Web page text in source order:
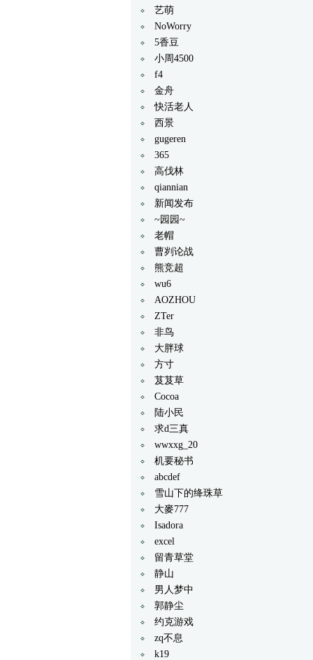
艺萌
NoWorry
5香豆
小周4500
f4
金舟
快活老人
西景
gugeren
365
高伐林
qiannian
新闻发布
~园园~
老帽
曹刿论战
熊竞超
wu6
AOZHOU
ZTer
非鸟
大胖球
方寸
芨芨草
Cocoa
陆小民
求d三真
wwxxg_20
机要秘书
abcdef
雪山下的绛珠草
大麥777
Isadora
excel
留青草堂
静山
男人梦中
郭静尘
约克游戏
zq不息
k19